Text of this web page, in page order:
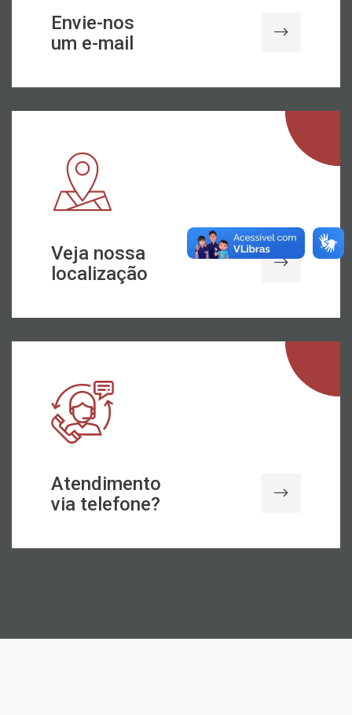
Envie-nos
um e-mail
Veja nossa
localização
Atendimento
via telefone?